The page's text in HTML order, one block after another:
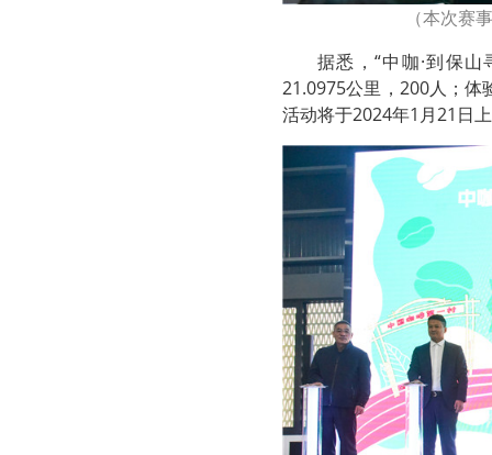
（本次赛
据悉，“中咖·到保
21.0975公里，200人；体
活动将于2024年1月21日